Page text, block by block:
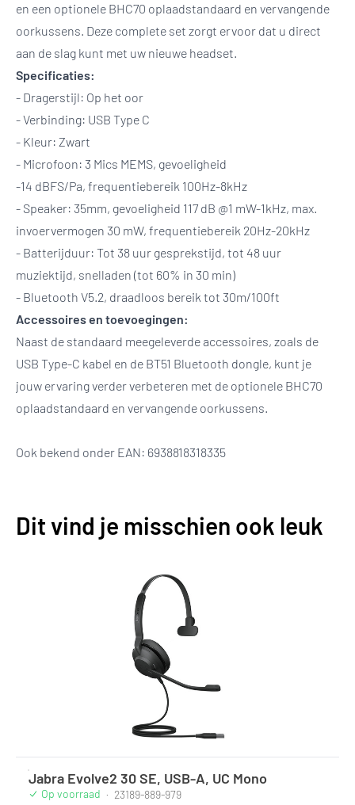
en een optionele BHC70 oplaadstandaard en vervangende
oorkussens. Deze complete set zorgt ervoor dat u direct
aan de slag kunt met uw nieuwe headset.
Specificaties:
- Dragerstijl: Op het oor
- Verbinding: USB Type C
- Kleur: Zwart
- Microfoon: 3 Mics MEMS, gevoeligheid
-14 dBFS/Pa, frequentiebereik 100Hz-8kHz
- Speaker: 35mm, gevoeligheid 117 dB @1 mW-1kHz, max.
invoervermogen 30 mW, frequentiebereik 20Hz-20kHz
- Batterijduur: Tot 38 uur gesprekstijd, tot 48 uur
muziektijd, snelladen (tot 60% in 30 min)
- Bluetooth V5.2, draadloos bereik tot 30m/100ft
Accessoires en toevoegingen:
Naast de standaard meegeleverde accessoires, zoals de
USB Type-C kabel en de BT51 Bluetooth dongle, kunt je
jouw ervaring verder verbeteren met de optionele BHC70
oplaadstandaard en vervangende oorkussens.
Ook bekend onder EAN: 6938818318335
Dit vind je misschien ook leuk
Jabra Evolve2 30 SE, USB-A, UC Mono
Op voorraad · 23189-889-979